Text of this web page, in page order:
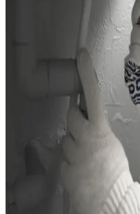
Radiateurs
Pompe à chaleur en
Disjonction du circuit
Thermostat qui ne
Problème de sèche-
Nos techniciens arrivent
rechange les plus
défectueux, nous pouvons
si un modèle compatible est
Un diagnostic clair est
devis sans engagement.